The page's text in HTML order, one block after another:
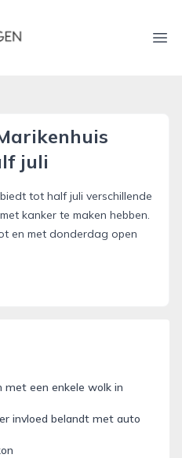
juli
tot half juli verschillende
kanker te maken hebben.
en met donderdag open
met een enkele wolk in
invloed belandt met auto